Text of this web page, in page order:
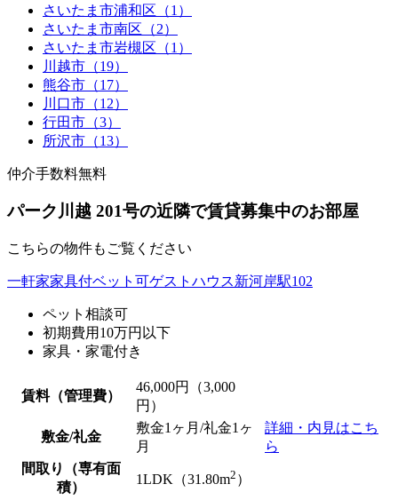
さいたま市浦和区（1）
さいたま市南区（2）
さいたま市岩槻区（1）
川越市（19）
熊谷市（17）
川口市（12）
行田市（3）
所沢市（13）
仲介手数料無料
パーク川越 201号の近隣で賃貸募集中のお部屋
こちらの物件もご覧ください
一軒家家具付ベット可ゲストハウス新河岸駅102
ペット相談可
初期費用10万円以下
家具・家電付き
賃料（管理費）
46,000円（3,000
円）
詳細・内見はこち
ら
敷金/礼金
敷金1ヶ月/礼金1ヶ
月
間取り（専有面
積）
1LDK（31.80m2 ）